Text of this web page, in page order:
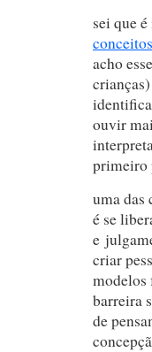
sei que
acho
ouvir
primeiro
uma das
é se
e
criar
modelos
barreira
de